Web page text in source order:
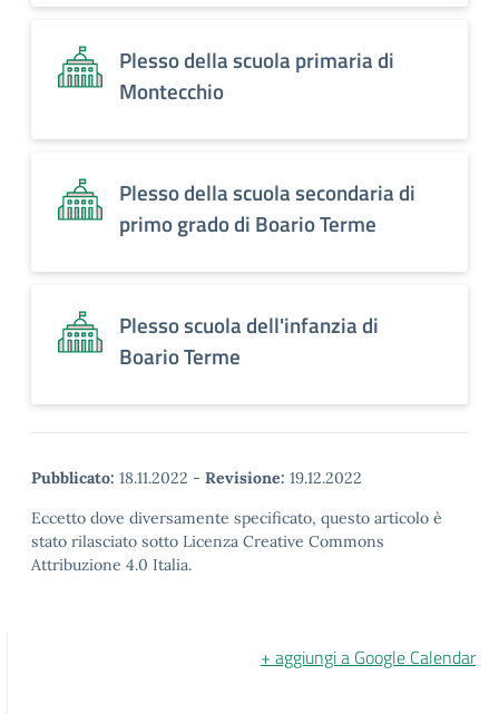
Plesso della scuola primaria di
Montecchio
Plesso della scuola secondaria di
primo grado di Boario Terme
Plesso scuola dell'infanzia di
Boario Terme
Pubblicato: 18.11.2022 - Revisione: 19.12.2022
Eccetto dove diversamente specificato, questo articolo è
stato rilasciato sotto Licenza Creative Commons
Attribuzione 4.0 Italia.
+ aggiungi a Google Calendar